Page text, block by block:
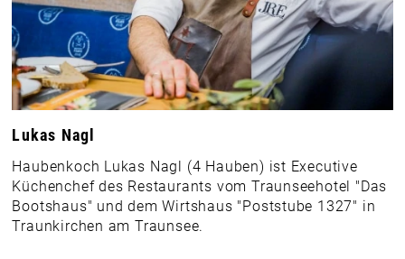
Lukas Nagl
Haubenkoch Lukas Nagl (4 Hauben) ist Executive
Küchenchef des Restaurants vom Traunseehotel "Das
Bootshaus" und dem Wirtshaus "Poststube 1327" in
Traunkirchen am Traunsee.